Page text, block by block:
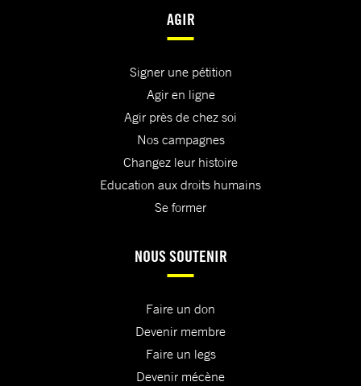
AGIR
Signer une pétition
Agir en ligne
Agir près de chez soi
Nos campagnes
Changez leur histoire
Education aux droits humains
Se former
NOUS SOUTENIR
Faire un don
Devenir membre
Faire un legs
Devenir mécène